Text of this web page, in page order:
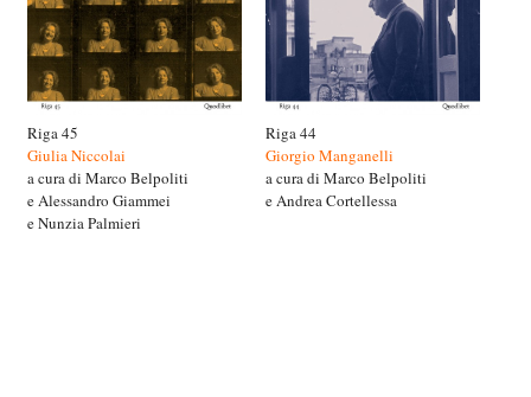
Riga 45
Giulia Niccolai
a cura di Marco Belpoliti
e Alessandro Giammei
e Nunzia Palmieri
Riga 44
Giorgio Manganelli
a cura di Marco Belpoliti
e Andrea Cortellessa